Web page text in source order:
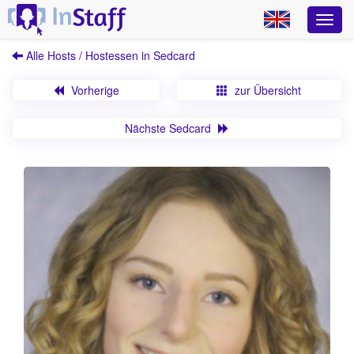
Alle Hosts / Hostessen in Sedcard
Vorherige zur Übersicht
Nächste Sedcard